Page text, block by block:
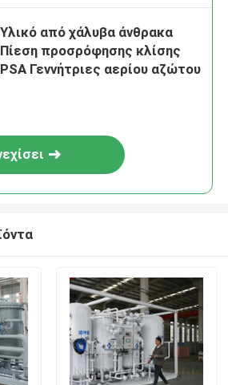
Υλικό από χάλυβα άνθρακα
Πίεση προσρόφησης κλίσης
PSA Γεννήτριες αερίου αζώτου